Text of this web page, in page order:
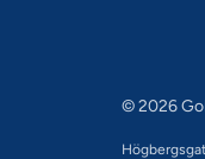
© 2026